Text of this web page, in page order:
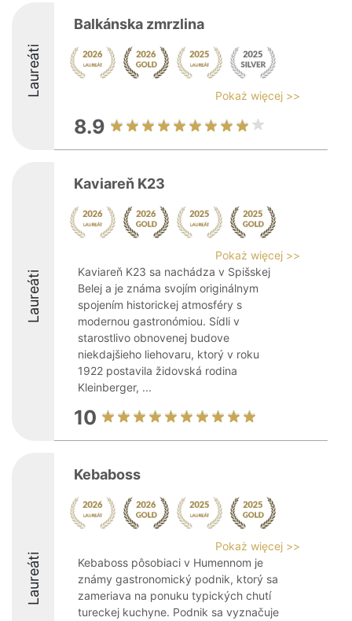
Laureáti
Balkánska zmrzlina
Pokaż więcej >>
8.9
Laureáti
Kaviareň K23
Pokaż więcej >>
Kaviareň K23 sa nachádza v Spišskej
Belej a je známa svojím originálnym
spojením historickej atmosféry s
modernou gastronómiou. Sídli v
starostlivo obnovenej budove
niekdajšieho liehovaru, ktorý v roku
1922 postavila židovská rodina
Kleinberger, ...
10
Laureáti
Kebaboss
Pokaż więcej >>
Kebaboss pôsobiaci v Humennom je
známy gastronomický podnik, ktorý sa
zameriava na ponuku typických chutí
tureckej kuchyne. Podnik sa vyznačuje